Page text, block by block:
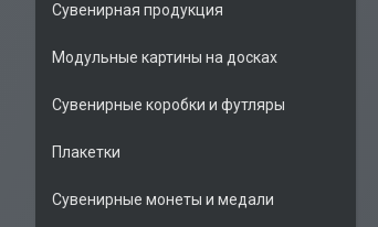
Сувенирная продукция
Модульные картины на досках
Сувенирные коробки и футляры
Плакетки
Сувенирные монеты и медали